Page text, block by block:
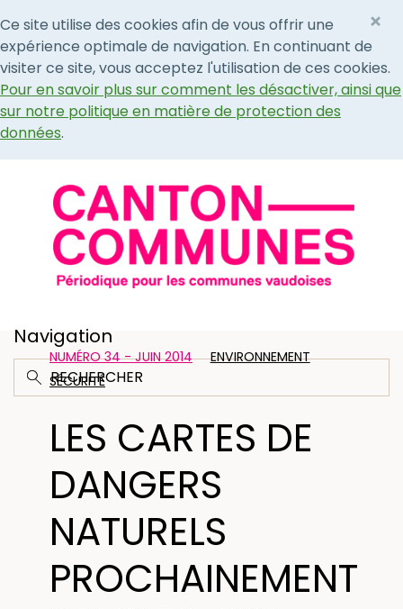
Ce site utilise des cookies afin de vous offrir une
expérience optimale de navigation. En continuant de
visiter ce site, vous acceptez l'utilisation de ces cookies.
Pour en savoir plus sur comment les désactiver, ainsi que
sur notre politique en matière de protection des
données.
×
Navigation
NUMÉRO 34 - JUIN 2014
ENVIRONNEMENT
SÉCURITÉ
LES CARTES DE
DANGERS
NATURELS
PROCHAINEMENT